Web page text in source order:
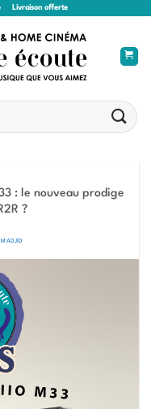
Livraison offerte
: le nouveau prodige
?
MADJID